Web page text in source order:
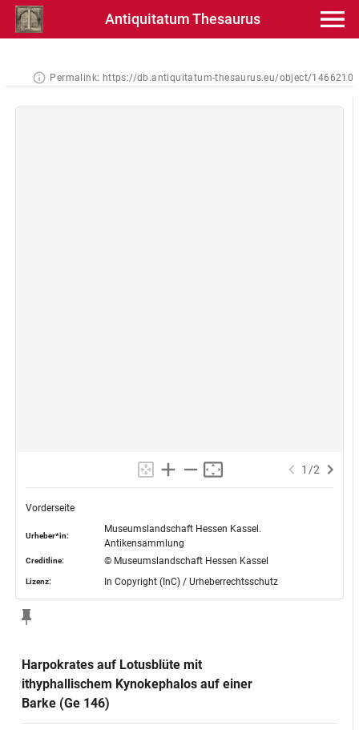
Antiquitatum Thesaurus
Permalink: https://db.antiquitatum-thesaurus.eu/object/1466210
1 /2
Vorderseite
Urheber*in:
Museumslandschaft Hessen Kassel.
Antikensammlung
Creditline: © Museumslandschaft Hessen Kassel
Lizenz: In Copyright (InC) / Urheberrechtsschutz
Harpokrates auf Lotusblüte mit
ithyphallischem Kynokephalos auf einer
Barke (Ge 146)